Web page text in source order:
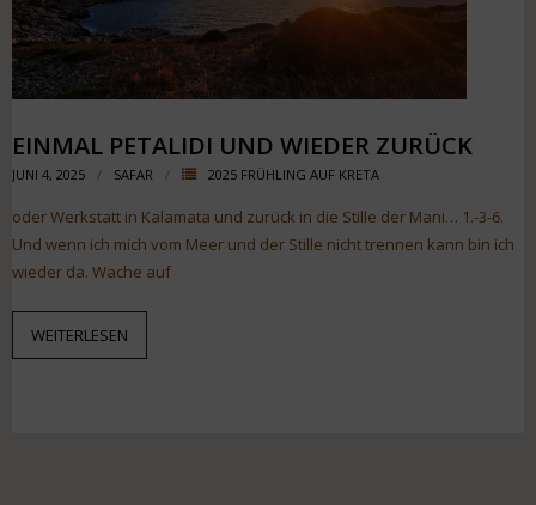
EINMAL PETALIDI UND WIEDER ZURÜCK
JUNI 4, 2025 SAFAR 2025 FRÜHLING AUF KRETA
oder Werkstatt in Kalamata und zurück in die Stille der Mani… 1.-3-6.
Und wenn ich mich vom Meer und der Stille nicht trennen kann bin ich
wieder da. Wache auf
WEITERLESEN